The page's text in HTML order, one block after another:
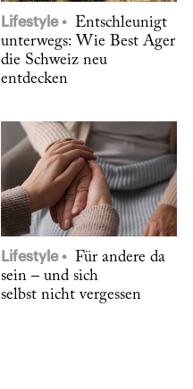
Lifestyle
Entschleunigt
unterwegs: Wie Best Ager
die Schweiz neu
entdecken
Lifestyle
Für andere da
sein – und sich
selbst nicht vergessen